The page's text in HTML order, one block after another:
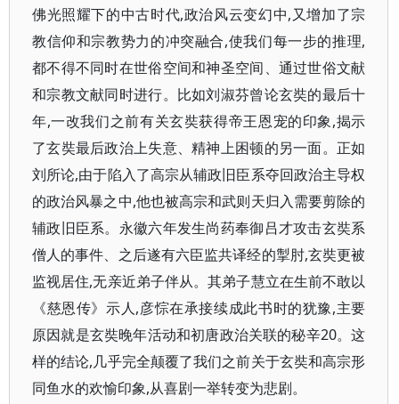
佛光照耀下的中古时代,政治风云变幻中,又增加了宗
教信仰和宗教势力的冲突融合,使我们每一步的推理,
都不得不同时在世俗空间和神圣空间、通过世俗文献
和宗教文献同时进行。比如刘淑芬曾论玄奘的最后十
年,一改我们之前有关玄奘获得帝王恩宠的印象,揭示
了玄奘最后政治上失意、精神上困顿的另一面。正如
刘所论,由于陷入了高宗从辅政旧臣系夺回政治主导权
的政治风暴之中,他也被高宗和武则天归入需要剪除的
辅政旧臣系。永徽六年发生尚药奉御吕才攻击玄奘系
僧人的事件、之后遂有六臣监共译经的掣肘,玄奘更被
监视居住,无亲近弟子伴从。其弟子慧立在生前不敢以
《慈恩传》示人,彦悰在承接续成此书时的犹豫,主要
原因就是玄奘晚年活动和初唐政治关联的秘辛20。这
样的结论,几乎完全颠覆了我们之前关于玄奘和高宗形
同鱼水的欢愉印象,从喜剧一举转变为悲剧。